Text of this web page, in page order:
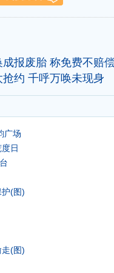
报废胎 称免费不赔
约 千呼万唤未现身
广场
日
(图)
(图)